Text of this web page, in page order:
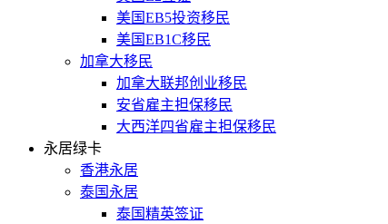
美国EB5投资移民
美国EB1C移民
加拿大移民
加拿大联邦创业移民
安省雇主担保移民
大西洋四省雇主担保移民
永居绿卡
香港永居
泰国永居
泰国精英签证